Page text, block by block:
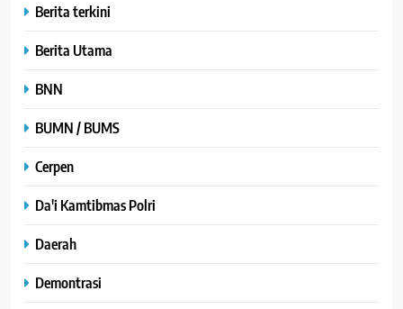
Berita terkini
Berita Utama
BNN
BUMN / BUMS
Cerpen
Da'i Kamtibmas Polri
Daerah
Demontrasi